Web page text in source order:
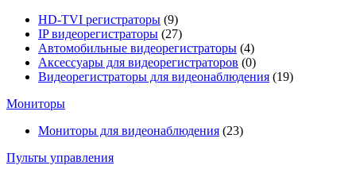
HD-TVI регистраторы (9)
IP видеорегистраторы (27)
Автомобильные видеорегистраторы (4)
Аксессуары для видеорегистраторов (0)
Видеорегистраторы для видеонаблюдения (19)
Мониторы
Мониторы для видеонаблюдения (23)
Пульты управления